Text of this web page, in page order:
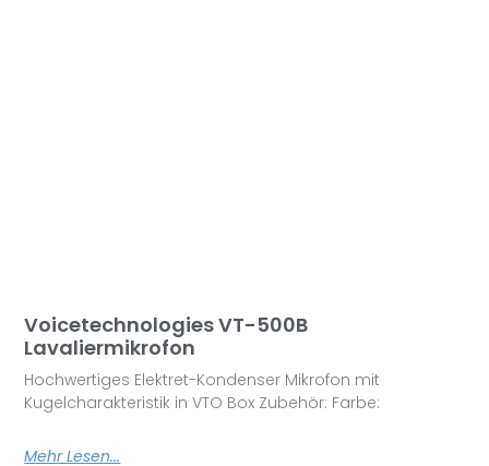
Voicetechnologies VT-500B
Lavaliermikrofon
Hochwertiges Elektret-Kondenser Mikrofon mit
Kugelcharakteristik in VTO Box Zubehör: Farbe:
Mehr Lesen...